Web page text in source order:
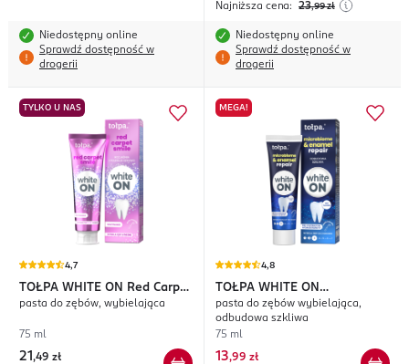
Niedostępny online
Sprawdź dostępność w
drogerii
Najniższa cena: 23,99 zł
Niedostępny online
Sprawdź dostępność w
drogerii
TYLKO U NAS
4,7
TOŁPA WHITE ON
Red Carpet
Smile
pasta do zębów, wybielająca
75 ml
21 ,49 zł
MEGA!
4,8
TOŁPA WHITE ON
Microbiome & Enamel Repair
pasta do zębów wybielająca,
odbudowa szkliwa
75 ml
13,99 zł